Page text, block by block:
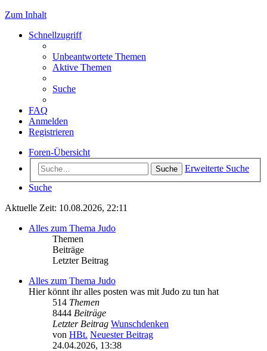
Zum Inhalt
Schnellzugriff
Unbeantwortete Themen
Aktive Themen
Suche
FAQ
Anmelden
Registrieren
Foren-Übersicht
Suche
Erweiterte Suche
Suche
Aktuelle Zeit: 10.08.2026, 22:11
Alles zum Thema Judo
Themen
Beiträge
Letzter Beitrag
Alles zum Thema Judo
Hier könnt ihr alles posten was mit Judo zu tun hat
514 Themen
8444 Beiträge
Letzter Beitrag Wunschdenken
von HBt. Neuester Beitrag
24.04.2026, 13:38